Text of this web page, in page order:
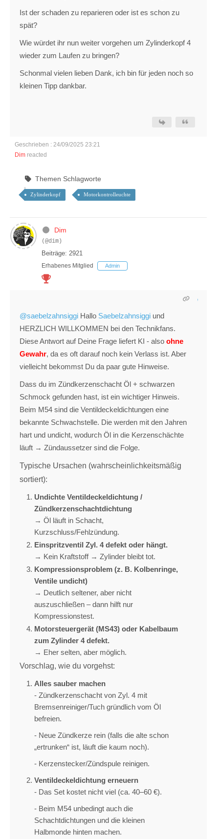
Ist der schaden zu reparieren oder ist es schon zu
spät?
Wie würdet ihr nun weiter vorgehen um Zylinderkopf 4
wieder zum Laufen zu bringen?
Schonmal vielen lieben Dank, ich bin für jeden noch so
kleinen Tipp dankbar.
Geschrieben : 24/09/2025 23:21
Dim reacted
Themen Schlagworte
Zylinderkopf Motorkontrolleuchte
Dim
(@dim)
Beiträge: 2921
Erhabenes Mitglied Admin
@saebelzahnsiggi Hallo Saebelzahnsiggi und
HERZLICH WILLKOMMEN bei den Technikfans.
Diese Antwort auf Deine Frage liefert KI - also ohne
Gewahr, da es oft darauf noch kein Verlass ist. Aber
vielleicht bekommst Du da paar gute Hinweise.
Dass du im Zündkerzenschacht Öl + schwarzen
Schmock gefunden hast, ist ein wichtiger Hinweis.
Beim M54 sind die Ventildeckeldichtungen eine
bekannte Schwachstelle. Die werden mit den Jahren
hart und undicht, wodurch Öl in die Kerzenschächte
läuft → Zündaussetzer sind die Folge.
Typische Ursachen (wahrscheinlichkeitsmäßig
sortiert):
Undichte Ventildeckeldichtung /
Zündkerzenschachtdichtung
→ Öl läuft in Schacht,
Kurzschluss/Fehlzündung.
Einspritzventil Zyl. 4 defekt oder hängt.
→ Kein Kraftstoff → Zylinder bleibt tot.
Kompressionsproblem (z. B. Kolbenringe,
Ventile undicht)
→ Deutlich seltener, aber nicht
auszuschließen – dann hilft nur
Kompressionstest.
Motorsteuergerät (MS43) oder Kabelbaum
zum Zylinder 4 defekt.
→ Eher selten, aber möglich.
Vorschlag, wie du vorgehst:
Alles sauber machen
- Zündkerzenschacht von Zyl. 4 mit
Bremsenreiniger/Tuch gründlich vom Öl
befreien.
- Neue Zündkerze rein (falls die alte schon
„ertrunken“ ist, läuft die kaum noch).
- Kerzenstecker/Zündspule reinigen.
Ventildeckeldichtung erneuern
- Das Set kostet nicht viel (ca. 40–60 €).
- Beim M54 unbedingt auch die
Schachtdichtungen und die kleinen
Halbmonde hinten machen.